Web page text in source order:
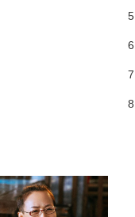
5
6
7
8